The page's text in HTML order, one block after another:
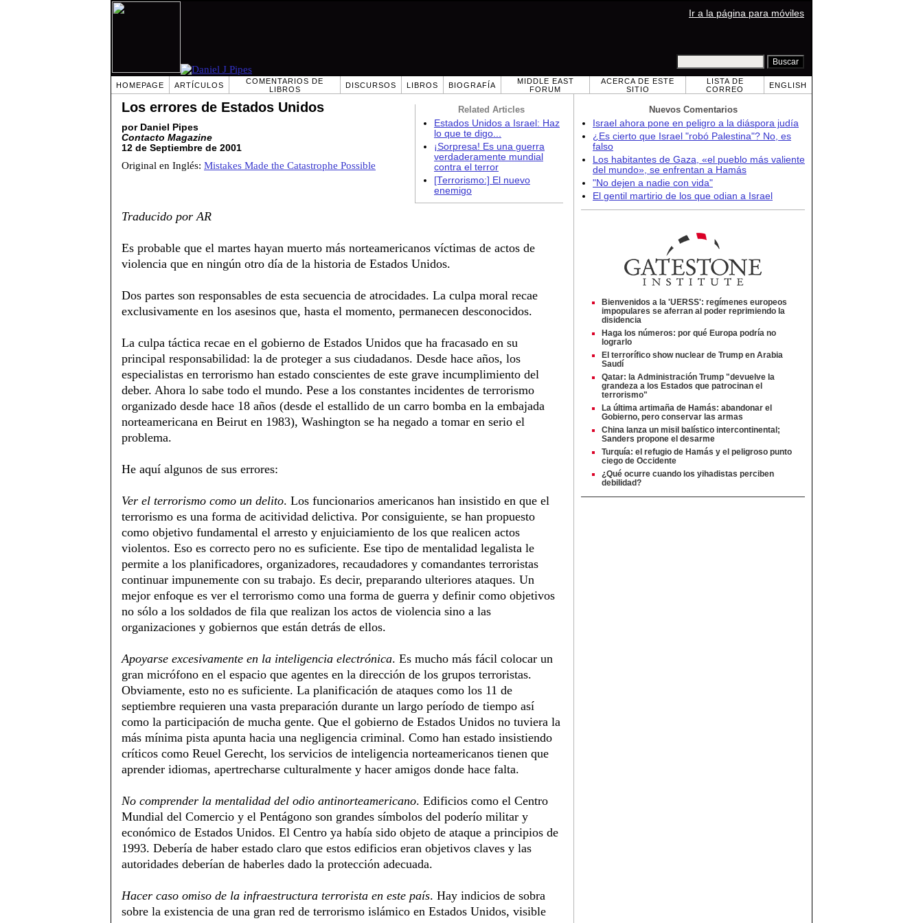
Ir a la página para móviles
HOMEPAGE ARTÍCULOS
COMENTARIOS DE
LIBROS
DISCURSOS LIBROS BIOGRAFÍA
MIDDLE EAST
FORUM
ACERCA DE ESTE
SITIO
LISTA DE
CORREO
ENGLISH
Related Articles
Estados Unidos a Israel: Haz
lo que te digo...
¡Sorpresa! Es una guerra
verdaderamente mundial
contra el terror
[Terrorismo:] El nuevo
enemigo
Los errores de Estados Unidos
por Daniel Pipes
Contacto Magazine
12 de Septiembre de 2001
Original en Inglés: Mistakes Made the Catastrophe Possible
Traducido por AR
Es probable que el martes hayan muerto más norteamericanos víctimas de actos de
violencia que en ningún otro día de la historia de Estados Unidos.
Dos partes son responsables de esta secuencia de atrocidades. La culpa moral recae
exclusivamente en los asesinos que, hasta el momento, permanecen desconocidos.
La culpa táctica recae en el gobierno de Estados Unidos que ha fracasado en su
principal responsabilidad: la de proteger a sus ciudadanos. Desde hace años, los
especialistas en terrorismo han estado conscientes de este grave incumplimiento del
deber. Ahora lo sabe todo el mundo. Pese a los constantes incidentes de terrorismo
organizado desde hace 18 años (desde el estallido de un carro bomba en la embajada
norteamericana en Beirut en 1983), Washington se ha negado a tomar en serio el
problema.
He aquí algunos de sus errores:
Ver el terrorismo como un delito. Los funcionarios americanos han insistido en que el
terrorismo es una forma de acitividad delictiva. Por consiguiente, se han propuesto
como objetivo fundamental el arresto y enjuiciamiento de los que realicen actos
violentos. Eso es correcto pero no es suficiente. Ese tipo de mentalidad legalista le
permite a los planificadores, organizadores, recaudadores y comandantes terroristas
continuar impunemente con su trabajo. Es decir, preparando ulteriores ataques. Un
mejor enfoque es ver el terrorismo como una forma de guerra y definir como objetivos
no sólo a los soldados de fila que realizan los actos de violencia sino a las
organizaciones y gobiernos que están detrás de ellos.
Apoyarse excesivamente en la inteligencia electrónica. Es mucho más fácil colocar un
gran micrófono en el espacio que agentes en la dirección de los grupos terroristas.
Obviamente, esto no es suficiente. La planificación de ataques como los 11 de
septiembre requieren una vasta preparación durante un largo período de tiempo así
como la participación de mucha gente. Que el gobierno de Estados Unidos no tuviera la
más mínima pista apunta hacia una negligencia criminal. Como han estado insistiendo
críticos como Reuel Gerecht, los servicios de inteligencia norteamericanos tienen que
aprender idiomas, apertrecharse culturalmente y hacer amigos donde hace falta.
No comprender la mentalidad del odio antinorteamericano. Edificios como el Centro
Mundial del Comercio y el Pentágono son grandes símbolos del poderío militar y
económico de Estados Unidos. El Centro ya había sido objeto de ataque a principios de
1993. Debería de haber estado claro que estos edificios eran objetivos claves y las
autoridades deberían de haberles dado la protección adecuada.
Hacer caso omiso de la infraestructura terrorista en este país. Hay indicios de sobra
sobre la existencia de una gran red de terrorismo islámico en Estados Unidos, visible
Nuevos Comentarios
Israel ahora pone en peligro a la diáspora judía
¿Es cierto que Israel "robó Palestina"? No, es
falso
Los habitantes de Gaza, «el pueblo más valiente
del mundo», se enfrentan a Hamás
"No dejen a nadie con vida"
El gentil martirio de los que odian a Israel
Bienvenidos a la 'UERSS': regímenes europeos
impopulares se aferran al poder reprimiendo la
disidencia
Haga los números: por qué Europa podría no
lograrlo
El terrorífico show nuclear de Trump en Arabia
Saudí
Qatar: la Administración Trump "devuelve la
grandeza a los Estados que patrocinan el
terrorismo"
La última artimaña de Hamás: abandonar el
Gobierno, pero conservar las armas
China lanza un misil balístico intercontinental;
Sanders propone el desarme
Turquía: el refugio de Hamás y el peligroso punto
ciego de Occidente
¿Qué ocurre cuando los yihadistas perciben
debilidad?